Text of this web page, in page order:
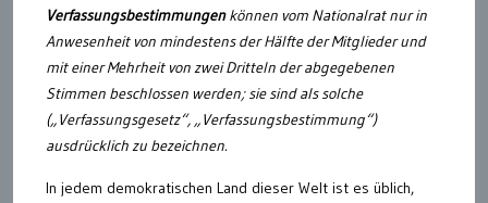
Verfassungsbestimmungenkönnen vom Nationalrat nur in
Anwesenheit von mindestens der Hälfte der Mitglieder und
mit einer Mehrheit von zwei Dritteln der abgegebenen
Stimmen beschlossen werden; sie sind als solche
(„Verfassungsgesetz“, „Verfassungsbestimmung“)
ausdrücklich zu bezeichnen.
In jedem demokratischen Land dieser Welt ist es üblich,